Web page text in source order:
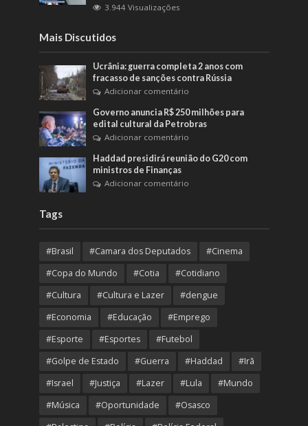
3.944 Visualizações
Mais Discutidos
Ucrânia: guerra completa 2 anos com
fracasso de sanções contra Rússia
Adicionar comentário
Governo anuncia R$ 250 milhões para
edital cultural da Petrobras
Adicionar comentário
Haddad presidirá reunião do G20 com
ministros de Finanças
Adicionar comentário
Tags
#Brasil #Camara dos Deputados
#Cinema
#Copa do Mundo
#Cotia
#Cotidiano
#Cultura
#Cultura e Lazer
#dengue
#Economia
#Educação
#Emprego
#Esporte
#Esportes
#Futebol
#Golpe de Estado
#Guerra #Haddad
#Irã
#Israel
#Justiça #Lazer #Lula
#Mundo
#Música
#Oportunidade
#Osasco